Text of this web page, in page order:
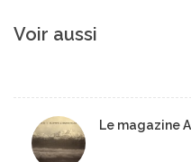
Voir aussi
Le magazine